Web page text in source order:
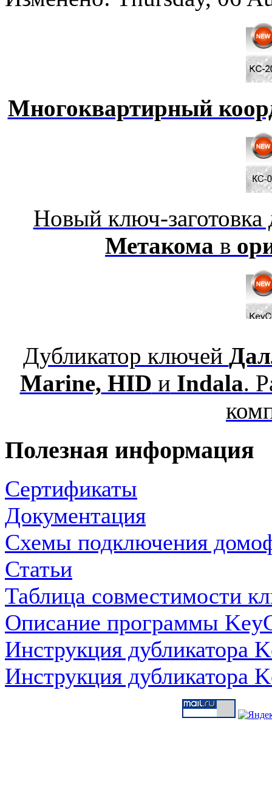
Многоквартирный
Новый ключ-
Метакома в
Дубликатор ключей
Marine, HID и Indala.
Полезная информация
Сертификаты
Документация
Схемы подключения
Статьи
Таблица совместимости
Описание программы
Инструкция дубликатора
Инструкция дубликатора